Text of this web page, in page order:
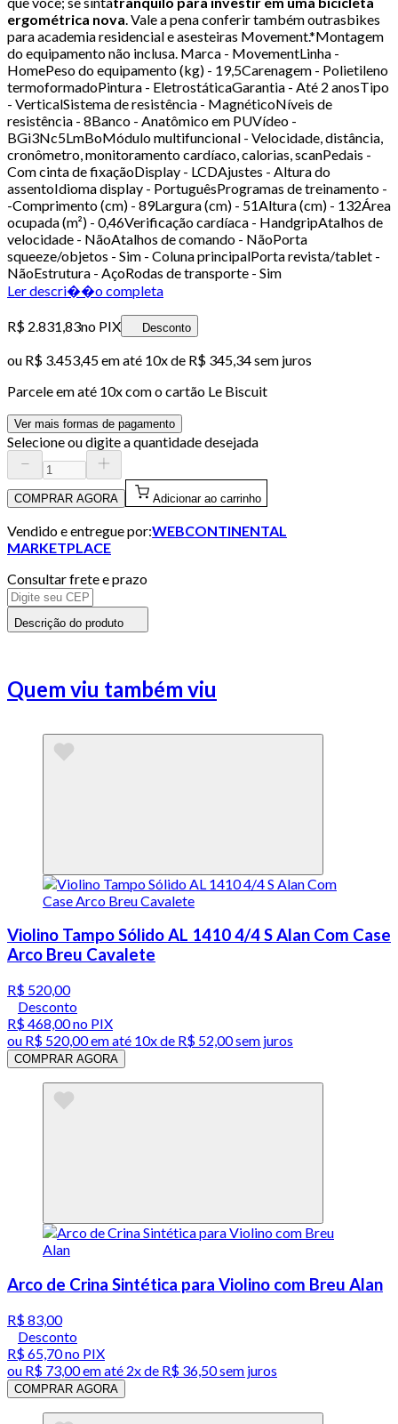
ergométrica nova. Vale a pena conferir também outrasbikes
para academia residencial e asesteiras Movement.*Montagem
do equipamento não inclusa. Marca - MovementLinha -
HomePeso do equipamento (kg) - 19,5Carenagem - Polietileno
termoformadoPintura - EletrostáticaGarantia - Até 2 anosTipo
- VerticalSistema de resistência - MagnéticoNíveis de
resistência - 8Banco - Anatômico em PUVídeo -
BGi3Nc5LmBoMódulo multifuncional - Velocidade, distância,
cronômetro, monitoramento cardíaco, calorias, scanPedais -
Com cinta de fixaçãoDisplay - LCDAjustes - Altura do
assentoIdioma display - PortuguêsProgramas de treinamento -
-Comprimento (cm) - 89Largura (cm) - 51Altura (cm) - 132Área
ocupada (m²) - 0,46Verificação cardíaca - HandgripAtalhos de
velocidade - NãoAtalhos de comando - NãoPorta
squeeze/objetos - Sim - Coluna principalPorta revista/tablet -
NãoEstrutura - AçoRodas de transporte - Sim
Ler descri��o completa
R$ 2.831,83no PIX Desconto
ou R$ 3.453,45em até 10x de R$ 345,34 sem juros
Parcele em até 10x com o cartão Le Biscuit
Ver mais formas de pagamento
Selecione ou digite a quantidade desejada
COMPRAR AGORA Adicionar ao carrinho
Vendido e entregue por:WEBCONTINENTAL
MARKETPLACE
Consultar frete e prazo
Descrição do produto
Quem viu também viu
Violino Tampo Sólido AL 1410 4/4 S Alan Com Case
Arco Breu Cavalete
R$ 520,00
Desconto
R$ 468,00no PIX
ou R$ 520,00em até 10x de R$ 52,00 sem juros
COMPRAR AGORA
Arco de Crina Sintética para Violino com Breu Alan
R$ 83,00
Desconto
R$ 65,70no PIX
ou R$ 73,00em até 2x de R$ 36,50 sem juros
COMPRAR AGORA